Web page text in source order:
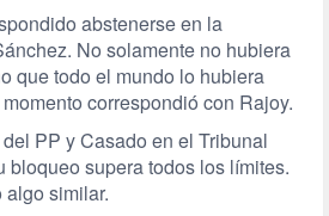
abstenerse en la
No solamente no hubiera
que todo el mundo lo hubiera
correspondió con Rajoy.
PP y Casado en el Tribunal
bloqueo supera todos los límites.
similar.